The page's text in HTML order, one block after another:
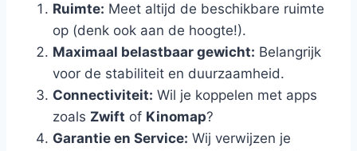
Ruimte: Meet altijd de beschikbare ruimte
op (denk ook aan de hoogte!).
Maximaal belastbaar gewicht: Belangrijk
voor de stabiliteit en duurzaamheid.
Connectiviteit: Wil je koppelen met apps
zoals Zwift of Kinomap?
Garantie en Service: Wij verwijzen je